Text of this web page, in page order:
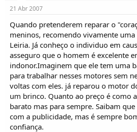
d
o
r
e
T
ó
p
i
c
s
í
i
o
21 Abr 2007
Quando pretenderem reparar o
meninos, recomendo vivamente
Leiria. Já conheço o individuo em
asseguro que o homem é excelente
indonor.Imaginem que ele tem uma
para trabalhar nesses motores sem
voltas com eles. já reparou o motor
um brinco. Quanto ao preço é como
barato mas para sempre. Saibam
com a publicidade, mas é sempre
confiança.